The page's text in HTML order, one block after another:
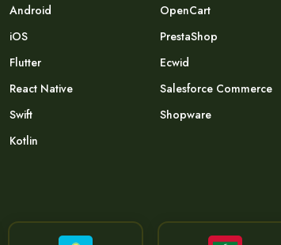
Android
iOS
Flutter
React Native
Swift
Kotlin
OpenCart
PrestaShop
Ecwid
Salesforce Commerce
Shopware